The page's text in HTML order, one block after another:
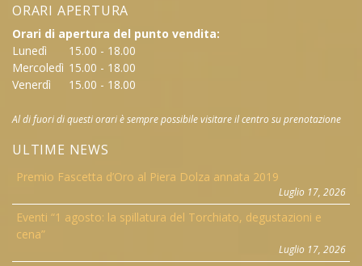
ORARI APERTURA
Orari di apertura del punto vendita:
Lunedì
15.00 - 18.00
Mercoledì 15.00 - 18.00
Venerdì
15.00 - 18.00
Al di fuori di questi orari è sempre possibile visitare il centro su prenotazione
ULTIME NEWS
Premio Fascetta d’Oro al Piera Dolza annata 2019
Luglio 17, 2026
Eventi “1 agosto: la spillatura del Torchiato, degustazioni e
cena”
Luglio 17, 2026